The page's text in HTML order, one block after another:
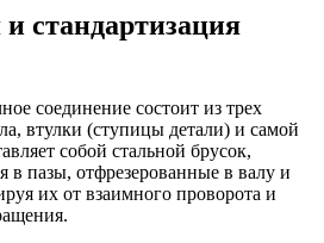
стандартизация
соединение состоит из трех
втулки (ступицы детали) и самой
собой стальной брусок,
в пазы, отфрезерованные в валу и
их от взаимного проворота и